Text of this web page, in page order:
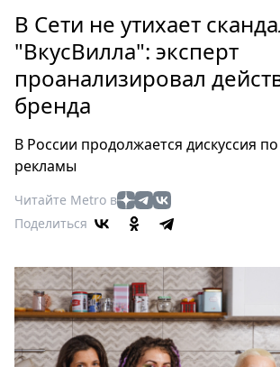
Россия
Мир
Здоровье
Еда
Мода
Кино
Афиша
Выставки
Пресс-
релизы
О
В Сети не утихает
"ВкусВилла": эксперт
проанализировал
бренда
В России продолжается дискуссия
рекламы
Читайте Metro в
Поделиться